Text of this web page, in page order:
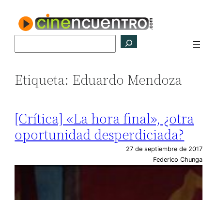
contenido
Etiqueta: Eduardo Mendoza
[Crítica] «La hora final», ¿otra
oportunidad desperdiciada?
27 de septiembre de 2017
Federico Chunga